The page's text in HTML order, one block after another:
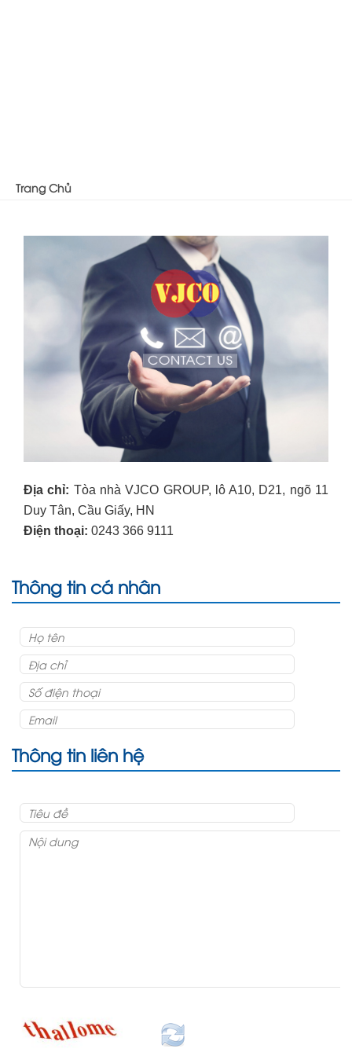
Trang Chủ
Địa chỉ: Tòa nhà VJCO GROUP, lô A10, D21, ngõ 11
Duy Tân, Cầu Giấy, HN
Điện thoại: 0243 366 9111
Thông tin cá nhân
Thông tin liên hệ